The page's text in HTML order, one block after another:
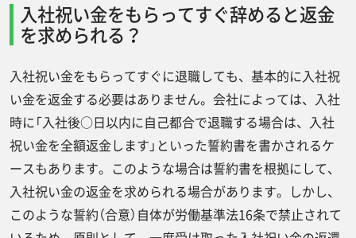
入社祝い金をもらってすぐ辞めると返金
を求められる？
入社祝い金をもらってすぐに退職しても、基本的に入社祝
い金を返金する必要はありません。会社によっては、入社
時に「入社後○日以内に自己都合で退職する場合は、入社
祝い金を全額返金します」といった誓約書を書かされるケ
ースもあります。このような場合は誓約書を根拠にして、
入社祝い金の返金を求められる場合があります。しかし、
このような誓約（合意）自体が労働基準法16条で禁止されて